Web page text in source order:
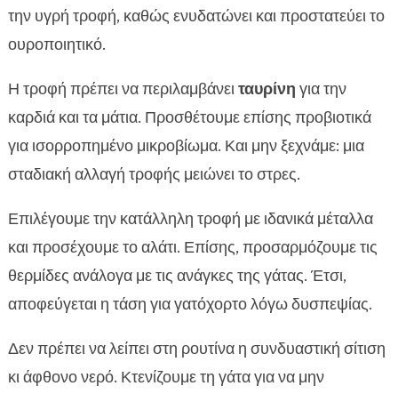
την υγρή τροφή, καθώς ενυδατώνει και προστατεύει το
ουροποιητικό.
Η τροφή πρέπει να περιλαμβάνειταυρίνη για την
καρδιά και τα μάτια. Προσθέτουμε επίσης προβιοτικά
για ισορροπημένο μικροβίωμα. Και μην ξεχνάμε: μια
σταδιακή αλλαγή τροφής μειώνει το στρες.
Επιλέγουμε την κατάλληλη τροφή με ιδανικά μέταλλα
και προσέχουμε το αλάτι. Επίσης, προσαρμόζουμε τις
θερμίδες ανάλογα με τις ανάγκες της γάτας. Έτσι,
αποφεύγεται η τάση για γατόχορτο λόγω δυσπεψίας.
Δεν πρέπει να λείπει στη ρουτίνα η συνδυαστική σίτιση
κι άφθονο νερό. Κτενίζουμε τη γάτα για να μην